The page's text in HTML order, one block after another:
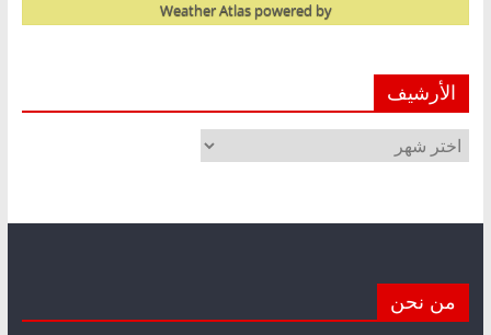
powered by
Weather Atlas
الأرشيف
الأرشيف
من نحن